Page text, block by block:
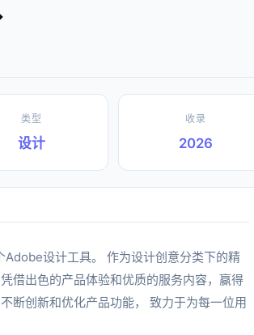
类型
设计
收录
2026
设计工具。 作为设计创意分类下的精
借出色的产品体验和优质的服务内容，赢得
断创新和优化产品功能， 致力于为每一位用